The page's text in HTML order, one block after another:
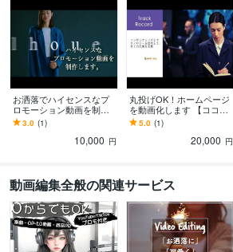
お洒落でハイセンスなプ
ロモーション動画を制作
します スタイリッシュ＆
スピーディー！高品質動
画を低価格＋短納期で！
3.0 (1)
10,000 円
丸投げOK！ホームページ
を動画化します 【ココナ
ラ限定】丸投げOK！プロ
が作る企業PR動画
5.0 (1)
20,000 円
動画編集全般の関連サービス